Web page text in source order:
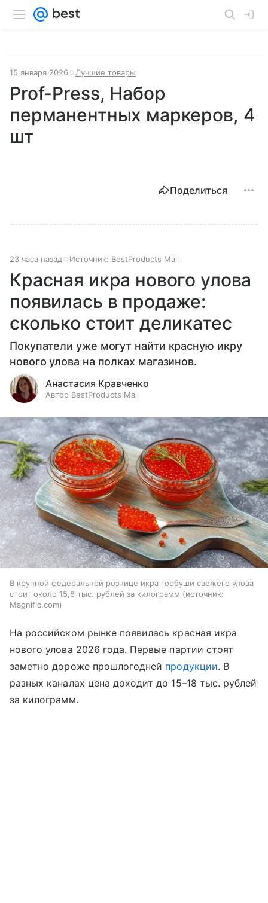
15 января 2026 Лучшие товары
Prof-Press, Набор
перманентных маркеров, 4
шт
Поделиться
23 часа назад Источник: BestProducts Mail
Красная икра нового улова
появилась в продаже:
сколько стоит деликатес
Покупатели уже могут найти красную икру
нового улова на полках магазинов.
Анастасия Кравченко
Автор BestProducts Mail
В крупной федеральной рознице икра горбуши свежего улова
стоит около 15,8 тыс. рублей за килограмм
источник:
Magnific.com
На российском рынке появилась красная икра
нового улова 2026 года. Первые партии стоят
заметно дороже прошлогодней продукции. В
разных каналах цена доходит до 15–18 тыс. рублей
за килограмм.